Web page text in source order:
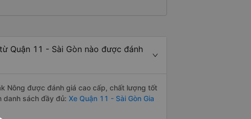
Quận 11 - Sài Gòn nào được đánh
Nông được đánh giá cao cấp, chất lượng tốt
danh sách đầy đủ: Xe Quận 11 - Sài Gòn Gia